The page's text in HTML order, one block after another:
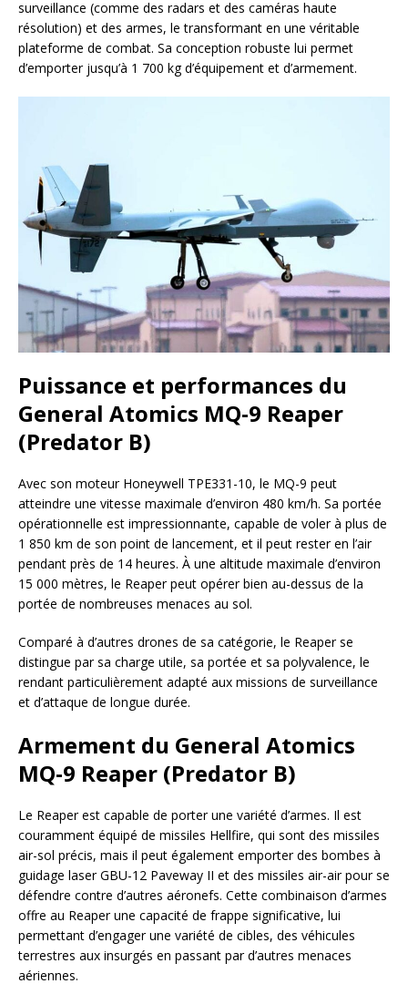
surveillance (comme des radars et des caméras haute
résolution) et des armes, le transformant en une véritable
plateforme de combat. Sa conception robuste lui permet
d’emporter jusqu’à 1 700 kg d’équipement et d’armement.
Puissance et performances du
General Atomics MQ-9 Reaper
(Predator B)
Avec son moteur Honeywell TPE331-10, le MQ-9 peut
atteindre une vitesse maximale d’environ 480 km/h. Sa portée
opérationnelle est impressionnante, capable de voler à plus de
1 850 km de son point de lancement, et il peut rester en l’air
pendant près de 14 heures. À une altitude maximale d’environ
15 000 mètres, le Reaper peut opérer bien au-dessus de la
portée de nombreuses menaces au sol.
Comparé à d’autres drones de sa catégorie, le Reaper se
distingue par sa charge utile, sa portée et sa polyvalence, le
rendant particulièrement adapté aux missions de surveillance
et d’attaque de longue durée.
Armement du General Atomics
MQ-9 Reaper (Predator B)
Le Reaper est capable de porter une variété d’armes. Il est
couramment équipé de missiles Hellfire, qui sont des missiles
air-sol précis, mais il peut également emporter des bombes à
guidage laser GBU-12 Paveway II et des missiles air-air pour se
défendre contre d’autres aéronefs. Cette combinaison d’armes
offre au Reaper une capacité de frappe significative, lui
permettant d’engager une variété de cibles, des véhicules
terrestres aux insurgés en passant par d’autres menaces
aériennes.